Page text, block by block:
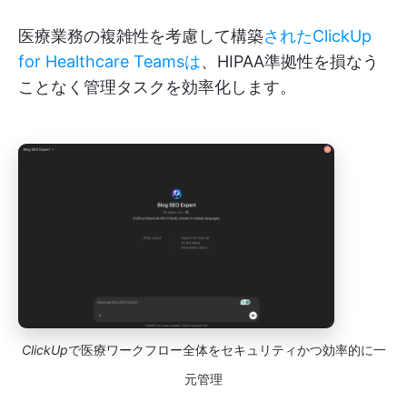
医療業務の複雑性を考慮して構築されたClickUp
for Healthcare Teamsは、HIPAA準拠性を損なう
ことなく管理タスクを効率化します。
ClickUpで医療ワークフロー全体をセキュリティかつ効率的に一
元管理